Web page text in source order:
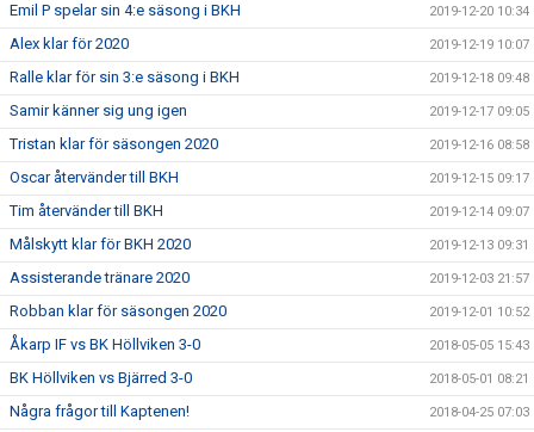
Emil P spelar sin 4:e säsong i BKH 2019-12-20 10:34
Alex klar för 2020 2019-12-19 10:07
Ralle klar för sin 3:e säsong i BKH 2019-12-18 09:48
Samir känner sig ung igen 2019-12-17 09:05
Tristan klar för säsongen 2020 2019-12-16 08:58
Oscar återvänder till BKH 2019-12-15 09:17
Tim återvänder till BKH 2019-12-14 09:07
Målskytt klar för BKH 2020 2019-12-13 09:31
Assisterande tränare 2020 2019-12-03 21:57
Robban klar för säsongen 2020 2019-12-01 10:52
Åkarp IF vs BK Höllviken 3-0 2018-05-05 15:43
BK Höllviken vs Bjärred 3-0 2018-05-01 08:21
Några frågor till Kaptenen! 2018-04-25 07:03